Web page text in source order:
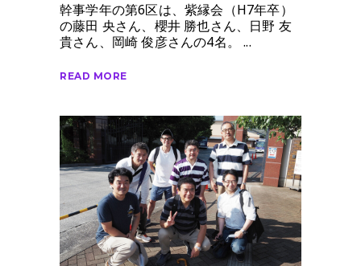
幹事学年の第6区は、紫縁会（H7年卒）
の藤田 央さん、櫻井 勝也さん、日野 友
貴さん、岡崎 俊彦さんの4名。
READ MORE